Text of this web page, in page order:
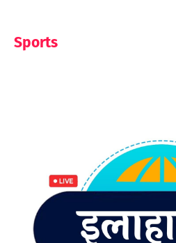
Sports